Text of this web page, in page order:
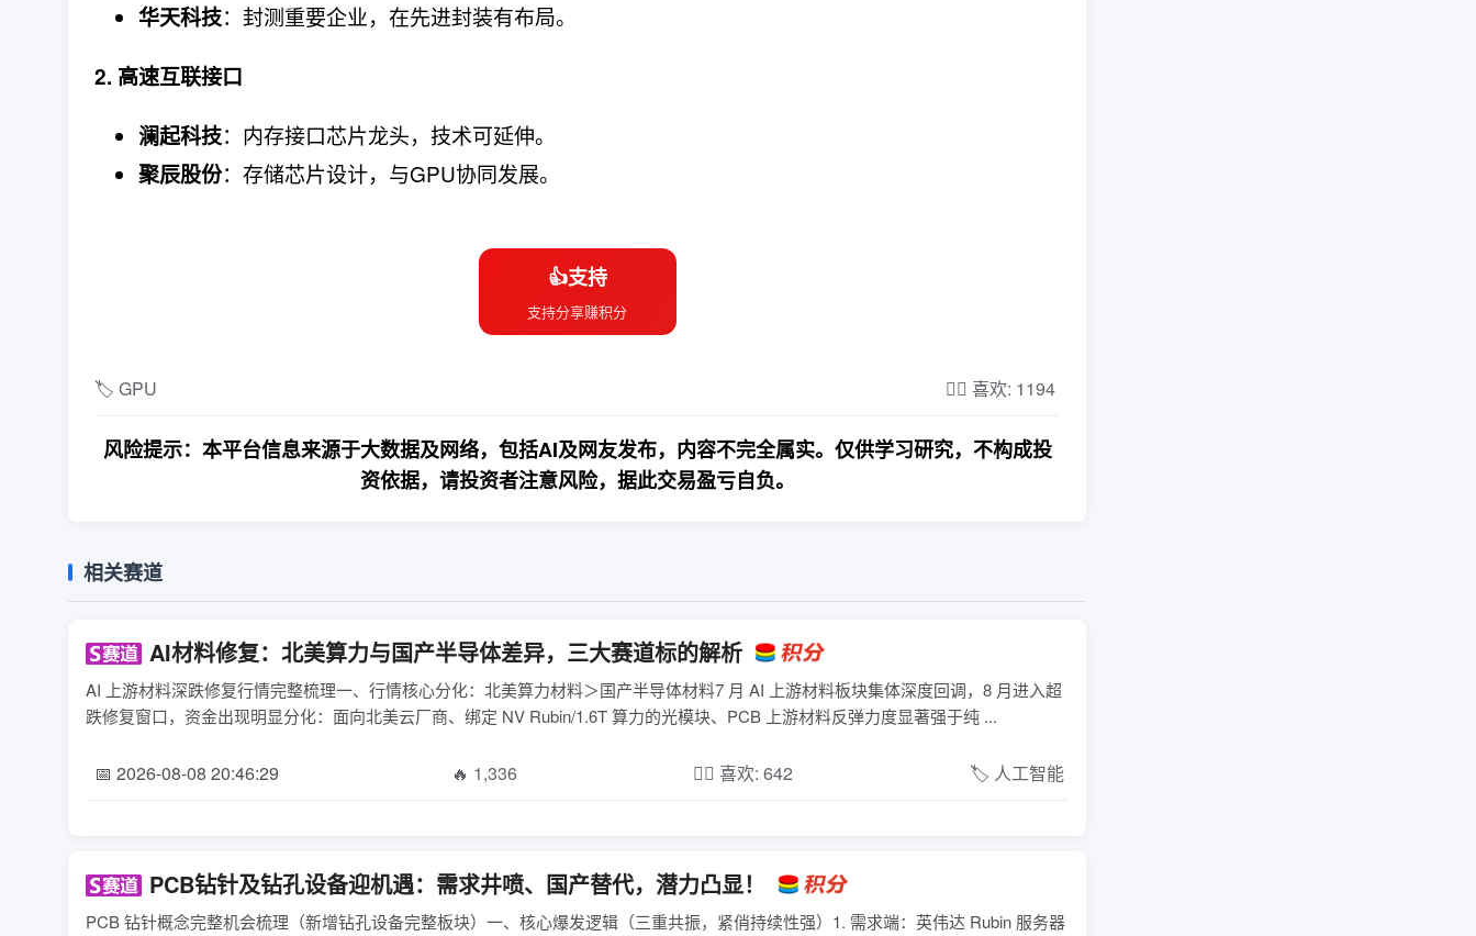
华天科技：封测重要企业，在先进封装有布局。
2. 高速互联接口
澜起科技：内存接口芯片龙头，技术可延伸。
聚辰股份：存储芯片设计，与GPU协同发展。
👍支持
支持分享赚积分
🏷️ GPU ❤️‍🔥 喜欢: 1194
风险提示：本平台信息来源于大数据及网络，包括AI及网友发布，内容不完全属实。仅供学习研究，不构成投
资依据，请投资者注意风险，据此交易盈亏自负。
相关赛道
AI材料修复：北美算力与国产半导体差异，三大赛道标的解析
AI 上游材料深跌修复行情完整梳理一、行情核心分化：北美算力材料＞国产半导体材料7 月 AI 上游材料板块集体深度回调，8 月进入超
跌修复窗口，资金出现明显分化：面向北美云厂商、绑定 NV Rubin/1.6T 算力的光模块、PCB 上游材料反弹力度显著强于纯 ...
📅 2026-08-08 20:46:29 🔥 1,336 ❤️‍🔥 喜欢: 642 🏷️ 人工智能
PCB钻针及钻孔设备迎机遇：需求井喷、国产替代，潜力凸显！
PCB 钻针概念完整机会梳理（新增钻孔设备完整板块）一、核心爆发逻辑（三重共振，紧俏持续性强）1. 需求端：英伟达 Rubin 服务器